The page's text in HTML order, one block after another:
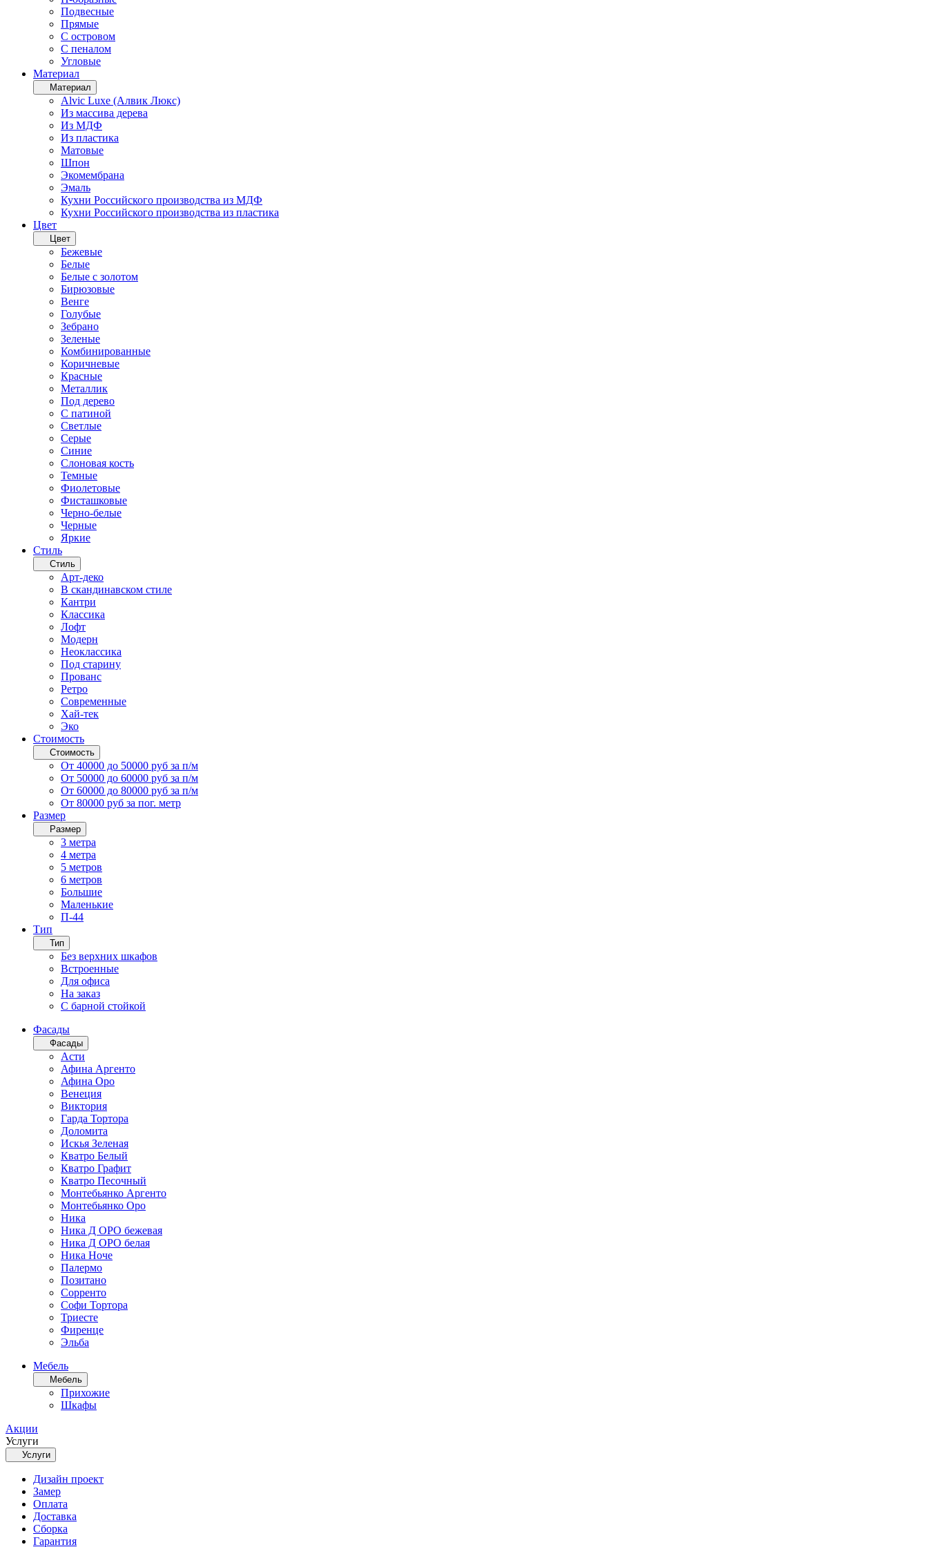
Подвесные
Прямые
С островом
С пеналом
Угловые
Материал
Материал
Alvic Luxe (Алвик Люкс)
Из массива дерева
Из МДФ
Из пластика
Матовые
Шпон
Экомембрана
Эмаль
Кухни Российского производства из МДФ
Кухни Российского производства из пластика
Цвет
Цвет
Бежевые
Белые
Белые с золотом
Бирюзовые
Венге
Голубые
Зебрано
Зеленые
Комбинированные
Коричневые
Красные
Металлик
Под дерево
С патиной
Светлые
Серые
Синие
Слоновая кость
Темные
Фиолетовые
Фисташковые
Черно-белые
Черные
Яркие
Стиль
Стиль
Арт-деко
В скандинавском стиле
Кантри
Классика
Лофт
Модерн
Неоклассика
Под старину
Прованс
Ретро
Современные
Хай-тек
Эко
Стоимость
Стоимость
От 40000 до 50000 руб за п/м
От 50000 до 60000 руб за п/м
От 60000 до 80000 руб за п/м
От 80000 руб за пог. метр
Размер
Размер
3 метра
4 метра
5 метров
6 метров
Большие
Маленькие
П-44
Тип
Тип
Без верхних шкафов
Встроенные
Для офиса
На заказ
С барной стойкой
Фасады
Фасады
Асти
Афина Аргенто
Афина Оро
Венеция
Виктория
Гарда Тортора
Доломита
Искья Зеленая
Кватро Белый
Кватро Графит
Кватро Песочный
Монтебьянко Аргенто
Монтебьянко Оро
Ника
Ника Д ОРО бежевая
Ника Д ОРО белая
Ника Ноче
Палермо
Позитано
Сорренто
Софи Тортора
Триесте
Фиренце
Эльба
Мебель
Мебель
Прихожие
Шкафы
Акции
Услуги
Услуги
Дизайн проект
Замер
Оплата
Доставка
Сборка
Гарантия